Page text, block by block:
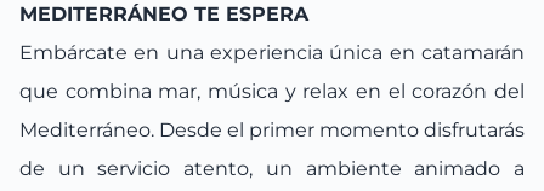
MEDITERRÁNEO TE ESPERA
Embárcate en una experiencia única en catamarán
que combina mar, música y relax en el corazón del
Mediterráneo. Desde el primer momento disfrutarás
de un servicio atento, un ambiente animado a